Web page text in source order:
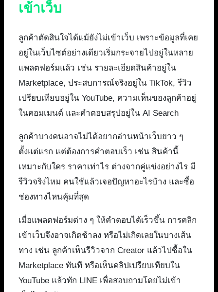
เข้าเว็บ
ลูกค้าตัดสินใจได้แม้ยังไม่เข้าเว็บ เพราะข้อมูลที่เคย
อยู่ในเว็บไซต์อย่างเดียวเริ่มกระจายไปอยู่ในหลาย
แพลตฟอร์มแล้ว เช่น รายละเอียดสินค้าอยู่ใน
Marketplace, ประสบการณ์จริงอยู่ใน TikTok, รีวิว
เปรียบเทียบอยู่ใน YouTube, ความเห็นของลูกค้าอยู่
ในคอมเมนต์ และคำตอบสรุปอยู่ใน AI Search
ลูกค้าบางคนอาจไม่ได้อยากอ่านหน้าเว็บยาว ๆ
ตั้งแต่แรก แต่ต้องการคำตอบเร็ว เช่น สินค้านี้
เหมาะกับใคร ราคาเท่าไร ต่างจากคู่แข่งอย่างไร มี
รีวิวจริงไหม คนใช้แล้วเจอปัญหาอะไรบ้าง และซื้อ
ช่องทางไหนคุ้มที่สุด
เมื่อแพลตฟอร์มต่าง ๆ ให้คำตอบได้เร็วขึ้น การคลิก
เข้าเว็บจึงอาจเกิดช้าลง หรือไม่เกิดเลยในบางเส้น
ทาง เช่น ลูกค้าเห็นรีวิวจาก Creator แล้วไปซื้อใน
Marketplace ทันที หรือเห็นคลิปเปรียบเทียบใน
YouTube แล้วทัก LINE เพื่อสอบถามโดยไม่เข้า